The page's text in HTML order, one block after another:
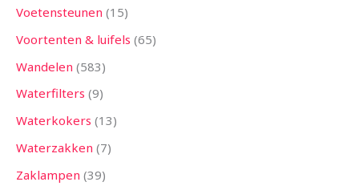
Voetensteunen 15
Voortenten & luifels 65
Wandelen 583
Waterfilters 9
Waterkokers 13
Waterzakken 7
Zaklampen 39